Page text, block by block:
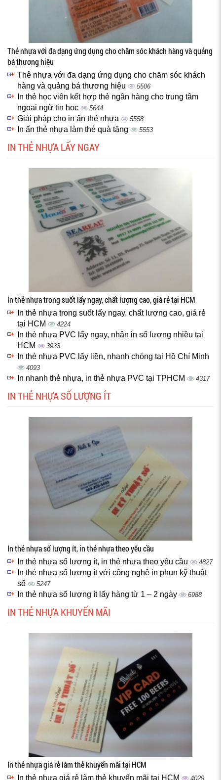
Thẻ nhựa với đa dạng ứng dụng cho chăm sóc khách hàng và quảng
bá thương hiệu
Thẻ nhựa với đa dạng ứng dụng cho chăm sóc khách
hàng và quảng bá thương hiệu
5506
In thẻ học viên kết hợp thẻ ngân hàng cho trung tâm
ngoại ngữ tin học
5644
Giải pháp cho in ấn thẻ nhựa 5558
In ấn thẻ nhựa làm thẻ quà tặng 5553
IN THẺ NHỰA LẤY NGAY
In thẻ nhựa trong suốt lấy ngay, chất lượng cao, giá rẻ tại HCM
In thẻ nhựa trong suốt lấy ngay, chất lượng cao, giá rẻ
tại HCM
4224
In thẻ nhựa PVC lấy ngay, nhận in số lượng nhiều tại
HCM
3933
In thẻ nhựa PVC lấy liền, nhanh chóng tại Hồ Chí Minh
4093
In nhanh thẻ nhựa, in thẻ nhựa PVC tại TPHCM 4317
IN THẺ NHỰA SỐ LƯỢNG ÍT
In thẻ nhựa số lượng ít, in thẻ nhựa theo yêu cầu
In thẻ nhựa số lượng ít, in thẻ nhựa theo yêu cầu 4827
In thẻ nhựa số lượng ít với công nghệ in phun kỹ thuật
số
5247
In thẻ nhựa số lượng ít lấy hàng từ 1 – 2 ngày 6988
IN THẺ NHỰA KHUYẾN MÃI
In thẻ nhựa giá rẻ làm thẻ khuyến mãi tại HCM
In thẻ nhựa giá rẻ làm thẻ khuyến mãi tại HCM 4029